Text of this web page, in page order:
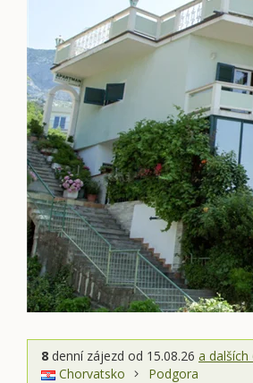
8 denní zájezd od 15.08.26 a
Chorvatsko
Podgora